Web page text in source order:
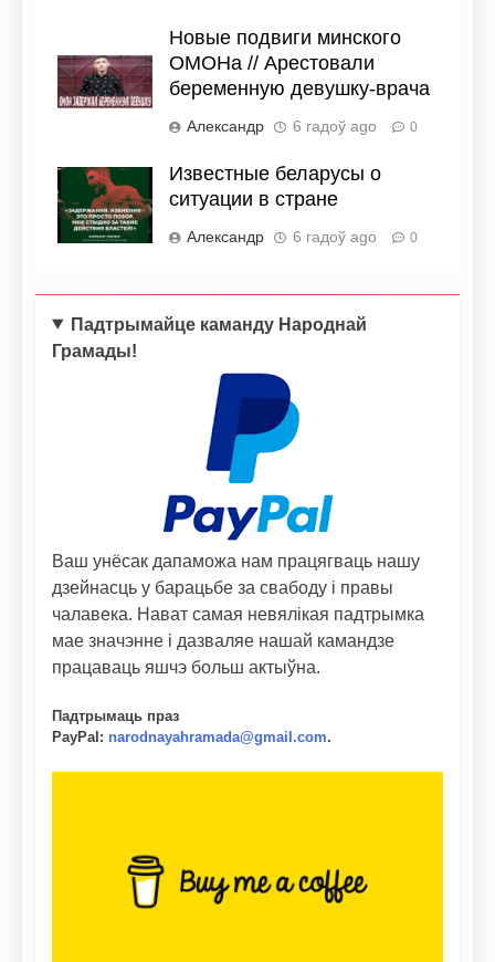
Новые подвиги минского
ОМОНа // Арестовали
беременную девушку-врача
Александр 6 гадоў ago 0
Известные беларусы о
ситуации в стране
Александр 6 гадоў ago 0
Падтрымайце каманду Народнай
Грамады!
Ваш унёсак дапаможа нам працягваць нашу
дзейнасць у барацьбе за свабоду і правы
чалавека. Нават самая невялікая падтрымка
мае значэнне і дазваляе нашай камандзе
працаваць яшчэ больш актыўна.
Падтрымаць праз
PayPal: narodnayahramada@gmail.com.